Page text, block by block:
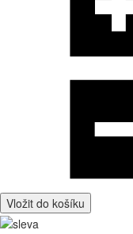
Vložit do košíku